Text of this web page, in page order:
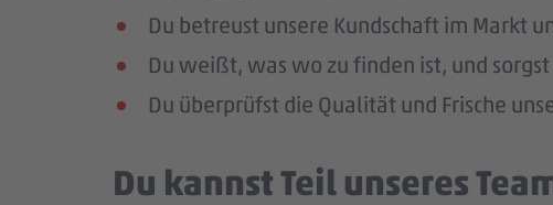
Du betreust unsere Kundschaft im Markt
Du weißt, was wo zu finden ist, und
Du überprüfst die Qualität und Frische
Du kannst Teil unseres